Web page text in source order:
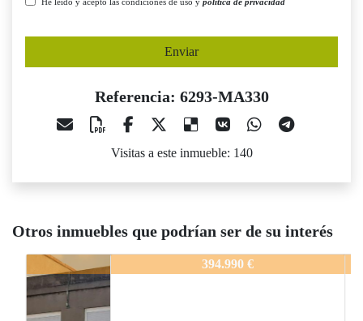
Enviar
Referencia: 6293-MA330
Visitas a este inmueble: 140
Otros inmuebles que podrían ser de su interés
6293-MA330
394.990 €